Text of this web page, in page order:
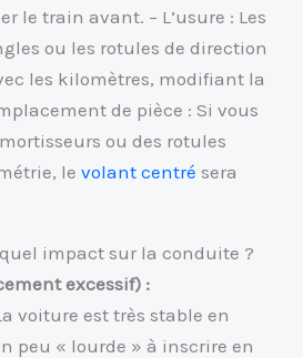
le train avant. – L’usure : Les
ou les rotules de direction
les kilomètres, modifiant la
de pièce : Si vous
ou des rotules
levolant centré sera
impact sur la conduite ?
excessif) :
voiture est très stable en
peu « lourde » à inscrire en